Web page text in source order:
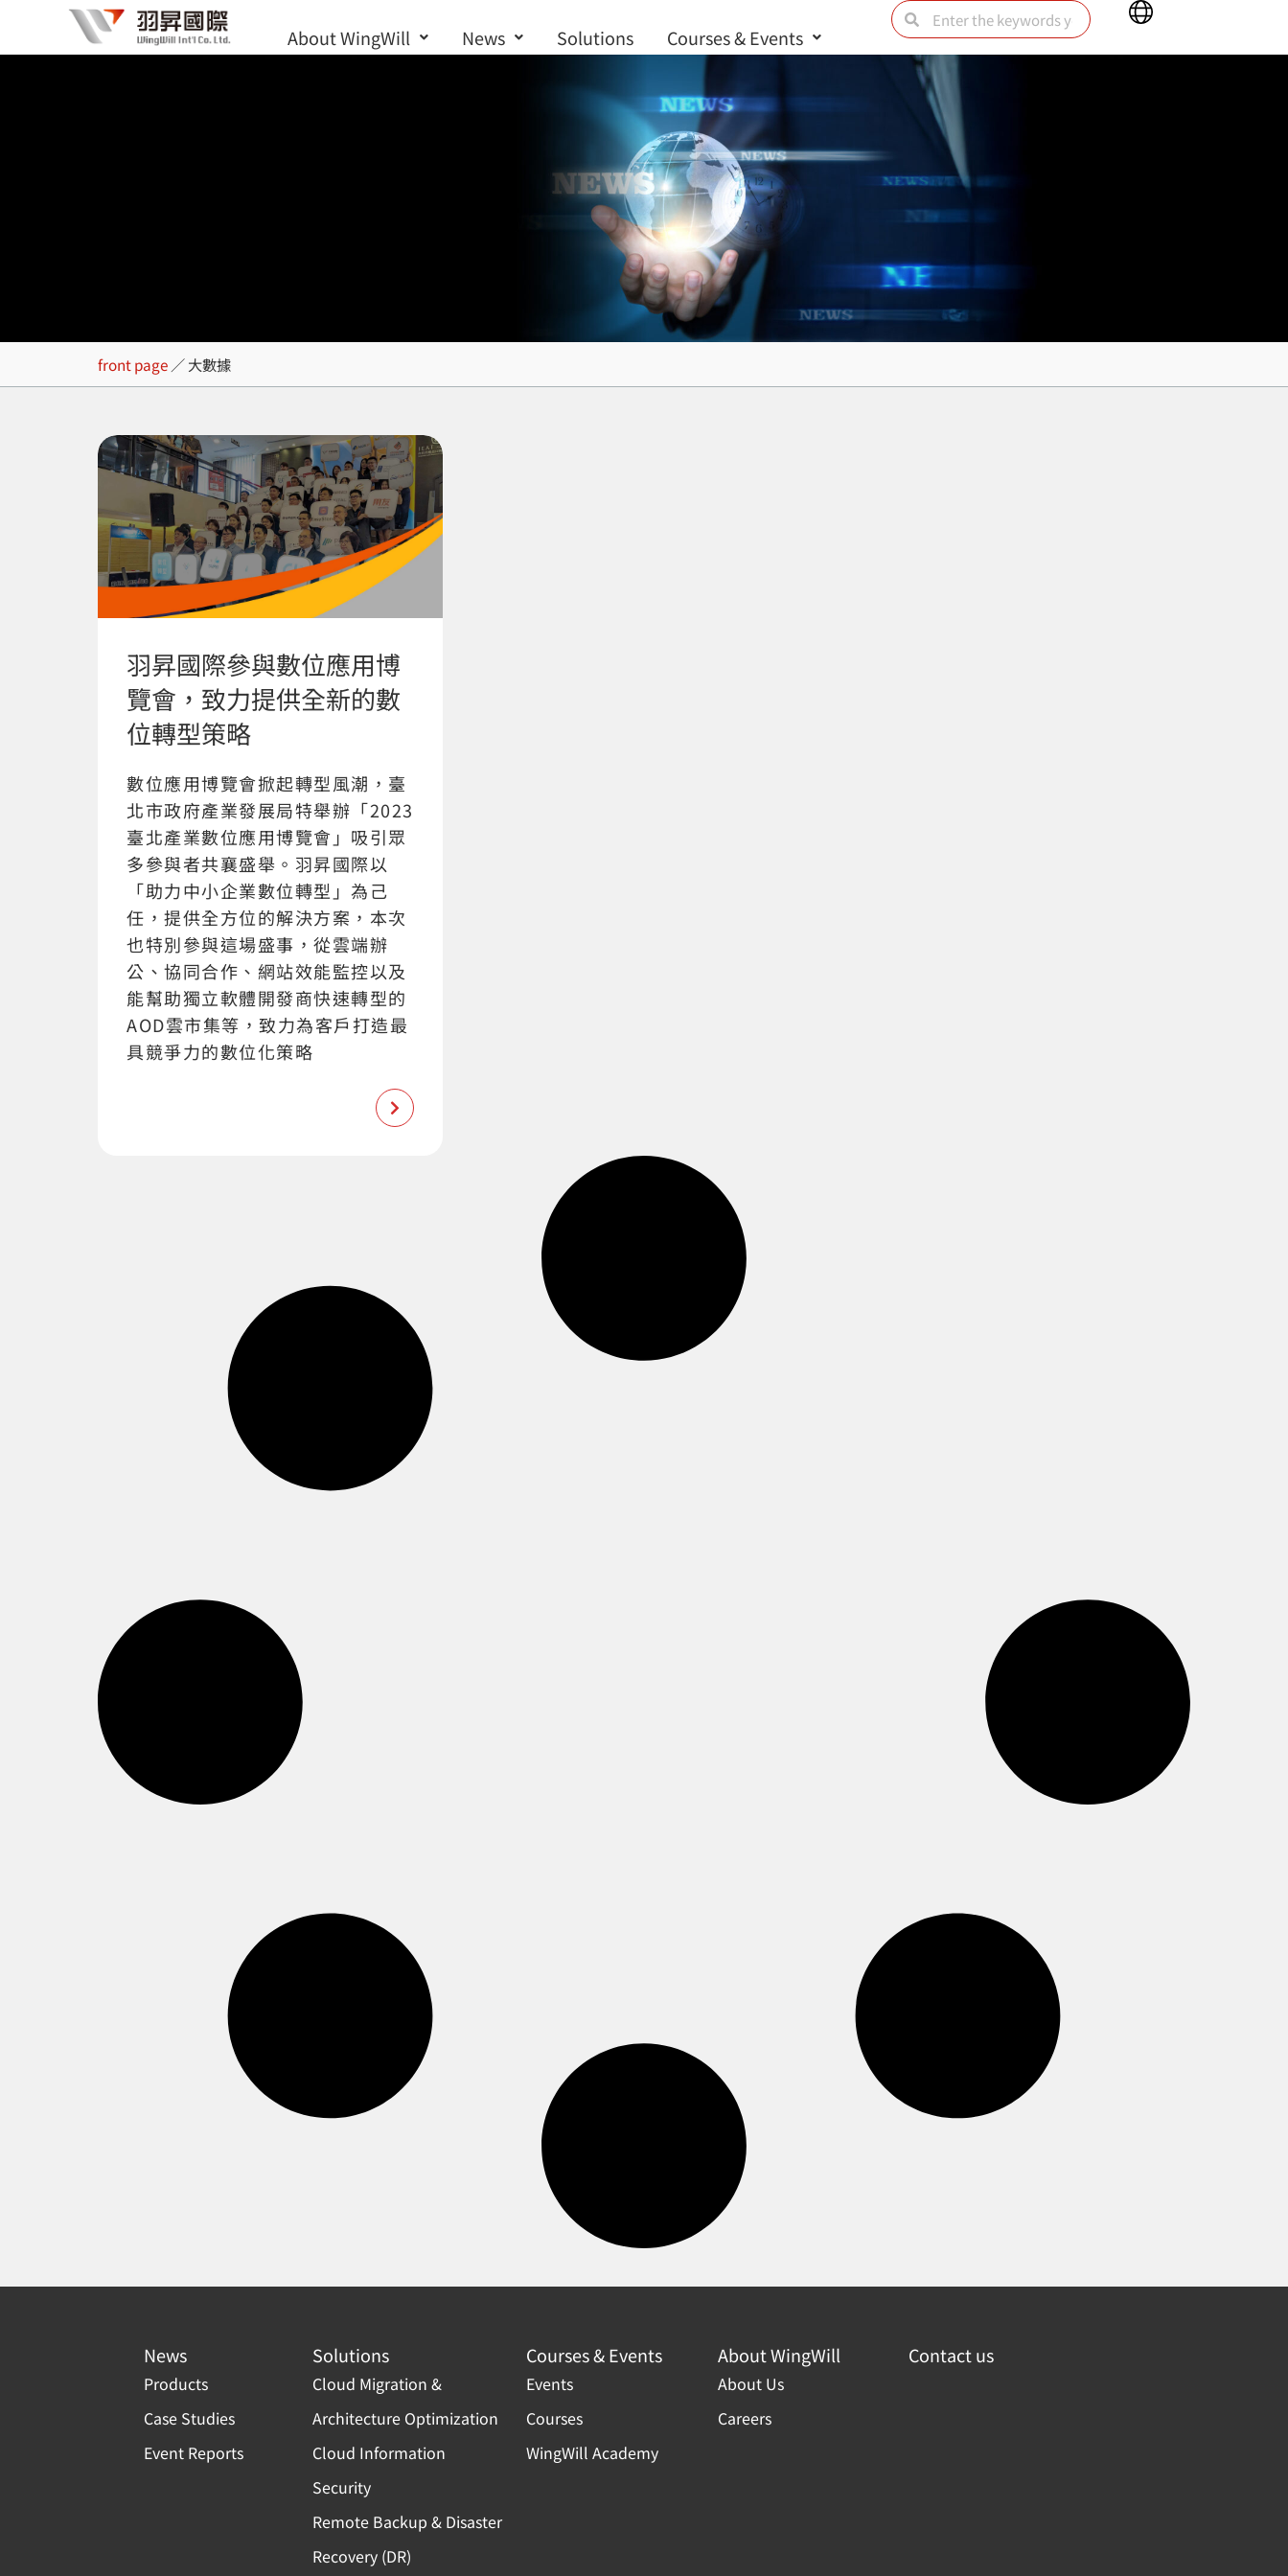
to
About WingWill News Solutions Courses & Events
SearchSearch
Main
Menu
大數據
front page ／大數據
羽昇國際參與數位應用博
覽會，致力提供全新的數
位轉型策略
數位應用博覽會掀起轉型風潮，臺
北市政府產業發展局特舉辦「2023
臺北產業數位應用博覽會」吸引眾
多參與者共襄盛舉。羽昇國際以
「助力中小企業數位轉型」為己
任，提供全方位的解決方案，本次
也特別參與這場盛事，從雲端辦
公、協同合作、網站效能監控以及
能幫助獨立軟體開發商快速轉型的
AOD雲市集等，致力為客戶打造最
具競爭力的數位化策略
News
Products
Case Studies
Event Reports
Solutions
Cloud Migration &
Architecture Optimization
Cloud Information
Security
Remote Backup & Disaster
Recovery (DR)
Courses & Events
Events
Courses
WingWill Academy
About WingWill
About Us
Careers
Contact us